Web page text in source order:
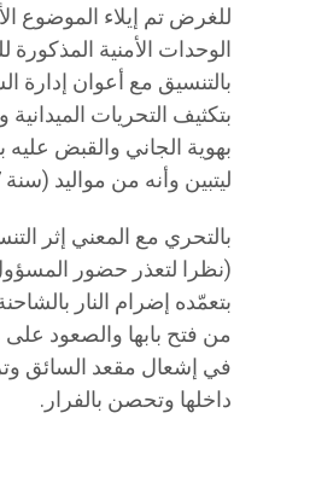
للغرض تم إيلاء الموضوع
الوحدات الأمنية
بالتنسيق مع أعوان إدارة
بتكثيف التحريات
بهوية الجاني والقبض
ليتبين وأنه من مواليد (سنة 2007) ودون سند عائلي.
بالتحري مع المعني إثر
(نظرا لتعذر حضور
بتعمّده إضرام النار
من فتح بابها والصعود
في إشعال مقعد السائق
داخلها وتحصن بالفرار.